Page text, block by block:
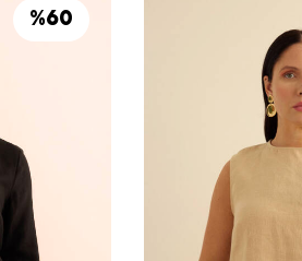
%60